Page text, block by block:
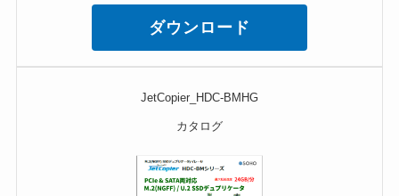
ダウンロード
JetCopier_HDC-BMHG
カタログ